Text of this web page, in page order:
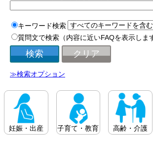
キーワード検索
質問文で検索（内容に近いFAQを表示しま
≫検索オプション
妊娠・出産 子育て・教育 高齢・介護